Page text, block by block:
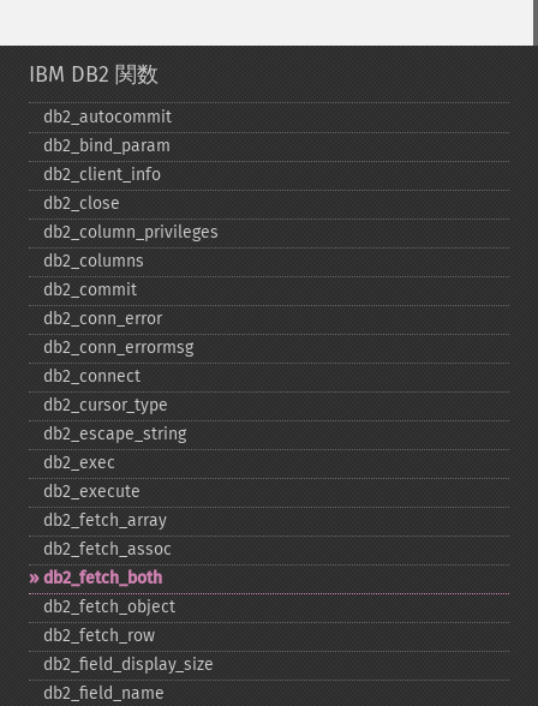
IBM DB2 関数
db2_​autocommit
db2_​bind_​param
db2_​client_​info
db2_​close
db2_​column_​privileges
db2_​columns
db2_​commit
db2_​conn_​error
db2_​conn_​errormsg
db2_​connect
db2_​cursor_​type
db2_​escape_​string
db2_​exec
db2_​execute
db2_​fetch_​array
db2_​fetch_​assoc
db2_​fetch_​both
db2_​fetch_​object
db2_​fetch_​row
db2_​field_​display_​size
db2_​field_​name